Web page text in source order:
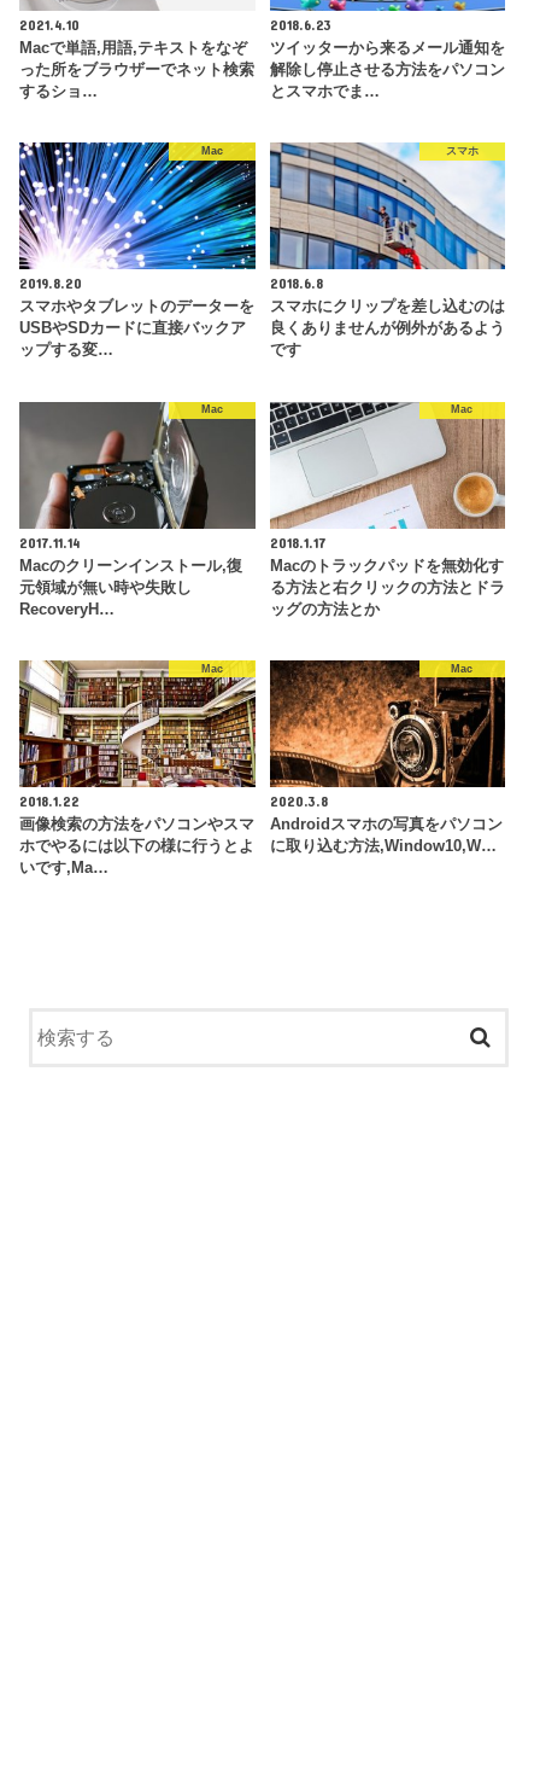
2021.4.10
Macで単語,用語,テキストをなぞ
った所をブラウザーでネット検索
するショ…
2018.6.23
ツイッターから来るメール通知を
解除し停止させる方法をパソコン
とスマホでま…
Mac
2019.8.20
スマホやタブレットのデーターを
USBやSDカードに直接バックア
ップする変…
スマホ
2018.6.8
スマホにクリップを差し込むのは
良くありませんが例外があるよう
です
Mac
2017.11.14
Macのクリーンインストール,復
元領域が無い時や失敗し
RecoveryH…
Mac
2018.1.17
Macのトラックパッドを無効化す
る方法と右クリックの方法とドラ
ッグの方法とか
Mac
2018.1.22
画像検索の方法をパソコンやスマ
ホでやるには以下の様に行うとよ
いです,Ma…
Mac
2020.3.8
Androidスマホの写真をパソコン
に取り込む方法,Window10,W…